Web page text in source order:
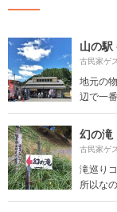
山の駅
古民家ゲ
地元の
辺で一
幻の滝
古民家ゲ
滝巡り
所以な